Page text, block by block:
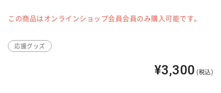
この商品はオンラインショップ会員会員のみ購入可能です。
応援グッズ
¥3,300 (税込)